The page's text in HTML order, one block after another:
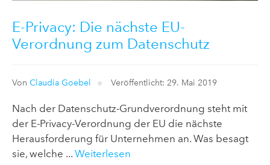
E-Privacy: Die nächste EU-
Verordnung zum Datenschutz
Von Claudia Goebel Veröffentlicht: 29. Mai 2019
Nach der Datenschutz-Grundverordnung steht mit
der E-Privacy-Verordnung der EU die nächste
Herausforderung für Unternehmen an. Was besagt
sie, welche ... Weiterlesen